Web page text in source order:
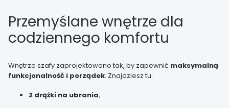
Przemyślane wnętrze dla
codziennego komfortu
Wnętrze szafy zaprojektowano tak, by zapewnić maksymalną
funkcjonalność i porządek. Znajdziesz tu:
2 drążki na ubrania,